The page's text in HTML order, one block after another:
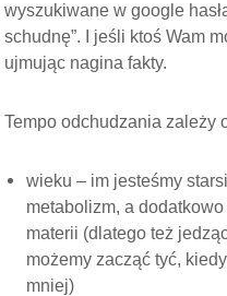
wyszukiwane w google
schudnę”. I jeśli ktoś Wam
ujmując nagina fakty.
Tempo odchudzania zależy
wieku – im jesteśmy
metabolizm, a
materii (dlatego też
możemy zacząć tyć,
mniej)